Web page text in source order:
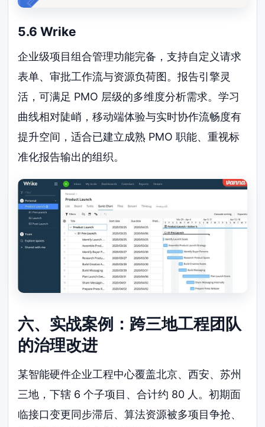
5.6 Wrike
企业级项目组合管理功能完备，支持自定义请求
表单、审批工作流与资源负荷图。报告引擎灵
活，可满足 PMO 层级的多维度分析需求。学习
曲线相对陡峭，移动端体验与实时协作流畅度有
提升空间，适合已建立成熟 PMO 职能、重视标
准化报告输出的组织。
六、实战案例：跨三地工程团队
的治理改进
某智能硬件企业工程中心覆盖北京、西安、苏州
三地，下辖 6 个子项目、合计约 80 人。初期面
临接口变更同步滞后、算法资源被多项目争抢、